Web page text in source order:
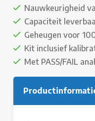
Nauwkeurigheid
Capaciteit
Geheugen voor
Kit inclusief
Met PASS/FAIL